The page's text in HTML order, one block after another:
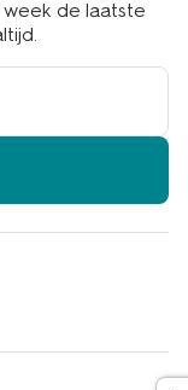
de laatste